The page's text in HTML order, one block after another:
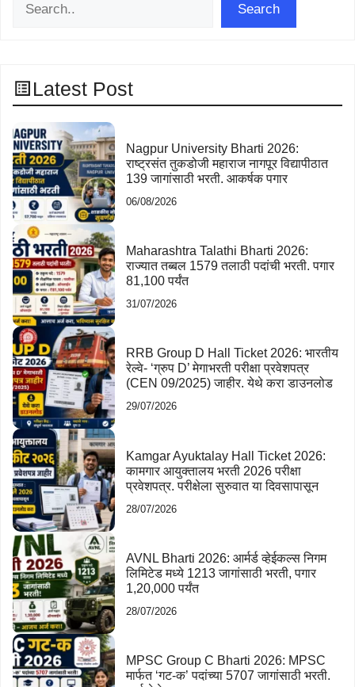
Search
Latest Post
Nagpur University Bharti 2026:
राष्ट्रसंत तुकडोजी महाराज नागपूर विद्यापीठात
139 जागांसाठी भरती. आकर्षक पगार
06/08/2026
Maharashtra Talathi Bharti 2026:
राज्यात तब्बल 1579 तलाठी पदांची भरती. पगार
81,100 पर्यंत
31/07/2026
RRB Group D Hall Ticket 2026: भारतीय
रेल्वे- ‘ग्रुप D’ मेगाभरती परीक्षा प्रवेशपत्र
(CEN 09/2025) जाहीर. येथे करा डाउनलोड
29/07/2026
Kamgar Ayuktalay Hall Ticket 2026:
कामगार आयुक्तालय भरती 2026 परीक्षा
प्रवेशपत्र. परीक्षेला सुरुवात या दिवसापासून
28/07/2026
AVNL Bharti 2026: आर्मर्ड व्हेईकल्स निगम
लिमिटेड मध्ये 1213 जागांसाठी भरती, पगार
1,20,000 पर्यंत
28/07/2026
MPSC Group C Bharti 2026: MPSC
मार्फत ‘गट-क’ पदांच्या 5707 जागांसाठी भरती.